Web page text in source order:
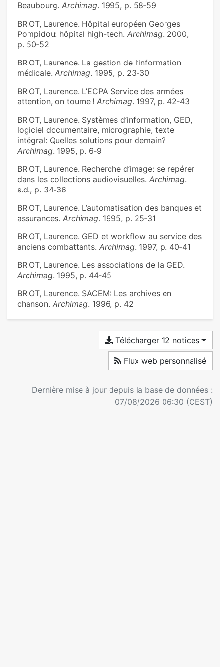
Beaubourg. Archimag. 1995, p. 58‑59
BRIOT, Laurence. Hôpital européen Georges
Pompidou: hôpital high-tech. Archimag. 2000,
p. 50‑52
BRIOT, Laurence. La gestion de l’information
médicale. Archimag. 1995, p. 23‑30
BRIOT, Laurence. L’ECPA Service des armées
attention, on tourne ! Archimag. 1997, p. 42‑43
BRIOT, Laurence. Systèmes d’information, GED,
logiciel documentaire, micrographie, texte
intégral: Quelles solutions pour demain?
Archimag. 1995, p. 6‑9
BRIOT, Laurence. Recherche d’image: se repérer
dans les collections audiovisuelles. Archimag.
s.d., p. 34‑36
BRIOT, Laurence. L’automatisation des banques et
assurances. Archimag. 1995, p. 25‑31
BRIOT, Laurence. GED et workflow au service des
anciens combattants. Archimag. 1997, p. 40‑41
BRIOT, Laurence. Les associations de la GED.
Archimag. 1995, p. 44‑45
BRIOT, Laurence. SACEM: Les archives en
chanson. Archimag. 1996, p. 42
Télécharger 12 notices
Flux web personnalisé
Dernière mise à jour depuis la base de données :
07/08/2026 06:30 (CEST)